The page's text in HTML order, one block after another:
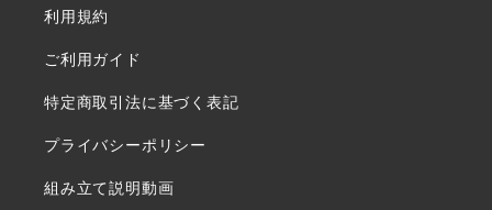
利用規約
ご利用ガイド
特定商取引法に基づく表記
プライバシーポリシー
組み立て説明動画